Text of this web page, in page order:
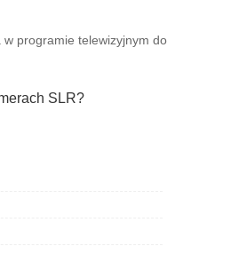
w programie telewizyjnym do
SLR?